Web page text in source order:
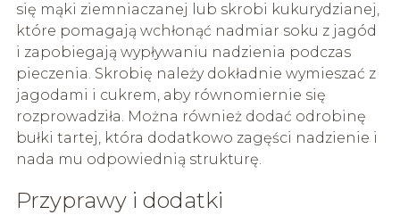
się mąki ziemniaczanej lub skrobi kukurydzianej,
które pomagają wchłonąć nadmiar soku z jagód
i zapobiegają wypływaniu nadzienia podczas
pieczenia. Skrobię należy dokładnie wymieszać z
jagodami i cukrem, aby równomiernie się
rozprowadziła. Można również dodać odrobinę
bułki tartej, która dodatkowo zagęści nadzienie i
nada mu odpowiednią strukturę.
Przyprawy i dodatki